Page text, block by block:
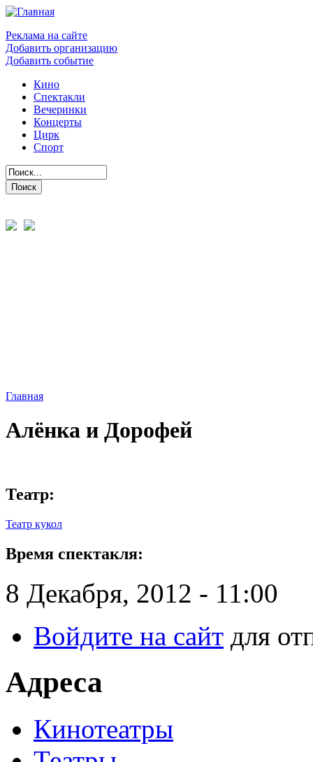
Реклама на сайте
Добавить организацию
Добавить событие
Кино
Спектакли
Вечеринки
Концерты
Цирк
Спорт
Главная
Алёнка и Дорофей
Театр:
Театр кукол
Время спектакля:
8 Декабря, 2012 - 11:00
Войдите на сайт для
Адреса
Кинотеатры